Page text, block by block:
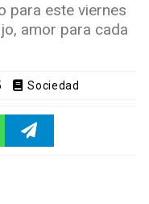
para este viernes
amor para cada
Sociedad